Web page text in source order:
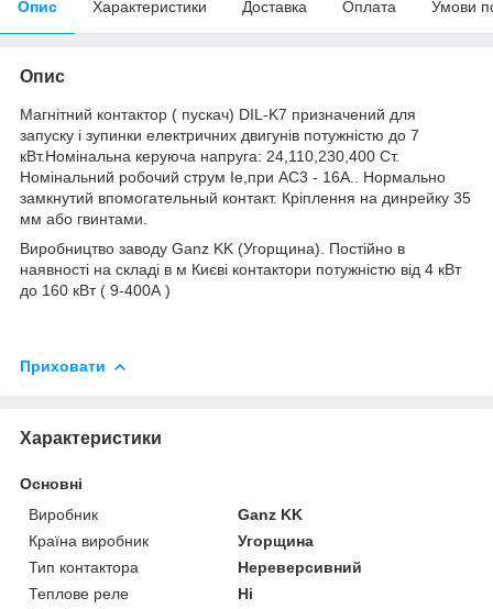
Опис Характеристики Доставка Оплата Умови
Опис
Магнітний контактор ( пускач) DIL-K7 призначений для
запуску і зупинки електричних двигунів потужністю до 7
кВт.Номінальна керуюча напруга: 24,110,230,400 Ст.
Номінальний робочий струм Ie,при АС3 - 16А.. Нормально
замкнутий впомогательный контакт. Кріплення на динрейку 35
мм або гвинтами.
Виробництво заводу Ganz KK (Угорщина). Постійно в
наявності на складі в м Києві контактори потужністю від 4 кВт
до 160 кВт ( 9-400А )
Приховати
Характеристики
Основні
Виробник
Ganz KK
Країна виробник
Угорщина
Тип контактора
Нереверсивний
Теплове реле
Ні